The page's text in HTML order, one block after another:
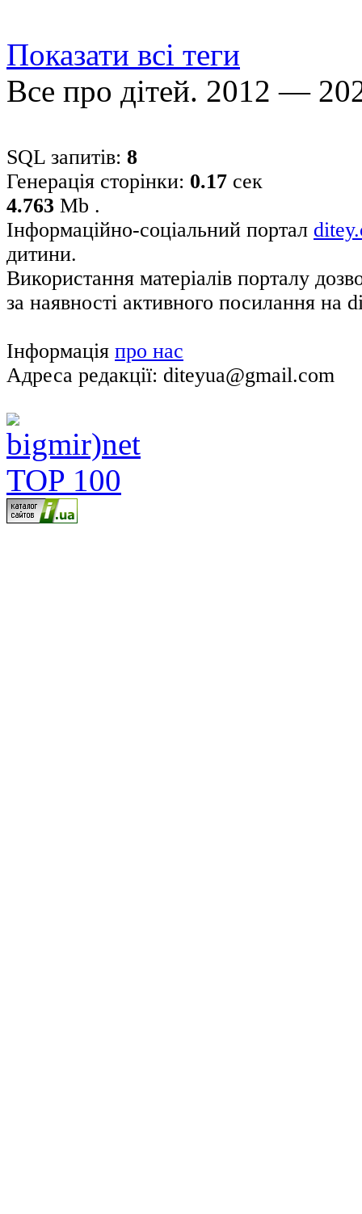
Показати всі теги
Все про дітей. 2012 —
SQL запитів: 8
Генерація сторінки: 0.17 сек
4.763 Mb .
Інформаційно-соціальний портал
дитини.
Використання матеріалів порталу
за наявності активного посилання на
Інформація про нас
Адреса редакції: diteyua@gmail.com